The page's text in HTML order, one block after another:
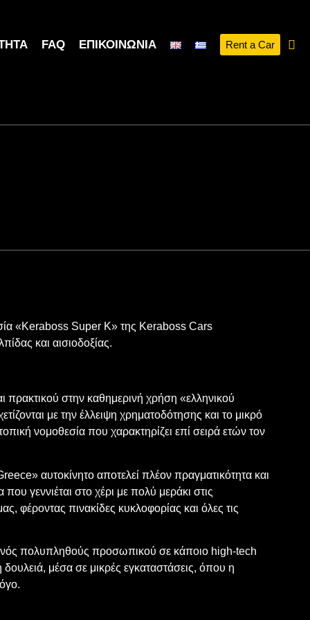
FAQ ΕΠΙΚΟΙΝΩΝΊΑ Rent a Car
«Keraboss Super K» της Keraboss Cars
και αισιοδοξίας.
στην καθημερινή χρήση «ελληνικού
με την έλλειψη χρηματοδότησης και το μικρό
νομοθεσία που χαρακτηρίζει επί σειρά ετών τον
αυτοκίνητο αποτελεί πλέον πραγματικότητα και
γεννιέται στο χέρι με πολύ μεράκι στις
φέροντας πινακίδες κυκλοφορίας και όλες τις
πολυπληθούς προσωπικού σε κάποιο high-tech
μέσα σε μικρές εγκαταστάσεις, όπου η